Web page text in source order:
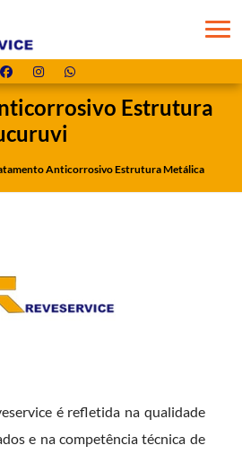
Estrutura
Anticorrosivo Estrutura Metálica
é refletida na qualidade
e na competência técnica de